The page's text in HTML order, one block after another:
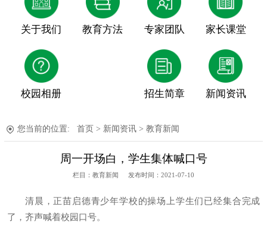
关于我们 教育方法 专家团队 家长课堂
校园相册 招生简章 新闻资讯
您当前的位置: 首页 > 新闻资讯 > 教育新闻
周一开场白，学生集体喊口号
栏目：教育新闻 发布时间：2021-07-10
清晨，正苗启德青少年学校的操场上学生们已经集合完成
了，齐声喊着校园口号。